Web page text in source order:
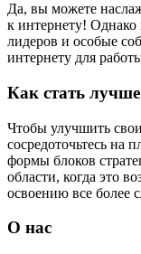
Да, вы можете
к интернету!
лидеров и особые
интернету для
Как стать
Чтобы улучшить
сосредоточьтесь на
формы блоков
области, когда это
освоению все более
О нас